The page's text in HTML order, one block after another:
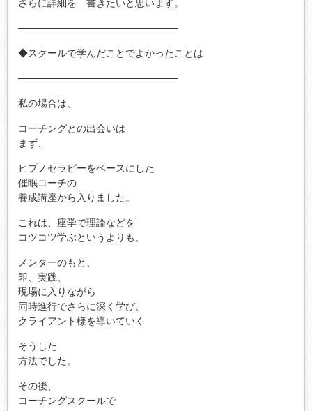
さらに詳細を 書きたいと思います。
───────────────────────
◆スクールで学んだことでよかったことは
───────────────────────
私の場合は、
コーチングとの出会いは
まず、
ヒプノセラピーをベースにした
催眠コーチの
養成講座から入りました。
これは、座学で理論などを
コツコツ学ぶというよりも、
メンターのもと、
即、実践、
現場に入りながら
同時進行でさらに深く学び、
クライアント様を導いていく
そうした
方法でした。
その後、
コーチングスクールで